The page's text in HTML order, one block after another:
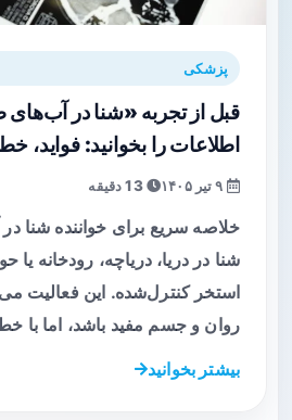
پزشکی
قبل از تجربه «شنا در آب‌های
اطلاعات را بخوانید: فواید،
13 دقیقه
خلاصه سریع برای خواننده شنا
شنا در دریا، دریاچه، رودخانه یا
استخر کنترل‌شده. این فعالیت
روان و جسم مفید باشد، اما با
بیشتر بخوانید